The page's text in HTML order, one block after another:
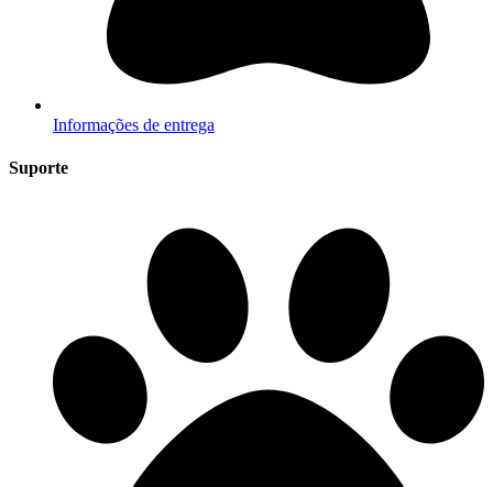
Informações de entrega
Suporte